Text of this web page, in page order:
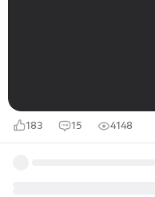
183 15 4148